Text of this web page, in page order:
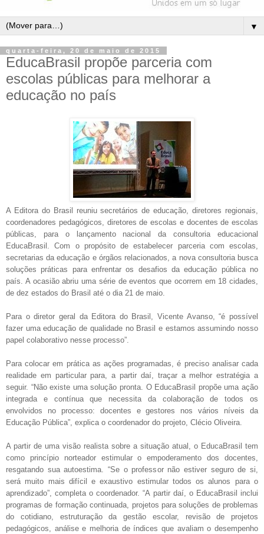
▼
quarta-feira, 20 de maio de 2015
EducaBrasil propõe parceria com
escolas públicas para melhorar a
educação no país
A Editora do Brasil reuniu secretários de educação, diretores regionais,
coordenadores pedagógicos, diretores de escolas e docentes de escolas
públicas, para o lançamento nacional da consultoria educacional
EducaBrasil. Com o propósito de estabelecer parceria com escolas,
secretarias da educação e órgãos relacionados, a nova consultoria busca
soluções práticas para enfrentar os desafios da educação pública no
país. A ocasião abriu uma série de eventos que ocorrem em 18 cidades,
de dez estados do Brasil até o dia 21 de maio.
Para o diretor geral da Editora do Brasil, Vicente Avanso, “é possível
fazer uma educação de qualidade no Brasil e estamos assumindo nosso
papel colaborativo nesse processo”.
Para colocar em prática as ações programadas, é preciso analisar cada
realidade em particular para, a partir daí, traçar a melhor estratégia a
seguir. “Não existe uma solução pronta. O EducaBrasil propõe uma ação
integrada e contínua que necessita da colaboração de todos os
envolvidos no processo: docentes e gestores nos vários níveis da
Educação Pública”, explica o coordenador do projeto, Clécio Oliveira.
A partir de uma visão realista sobre a situação atual, o EducaBrasil tem
como princípio norteador estimular o empoderamento dos docentes,
resgatando sua autoestima. “Se o professor não estiver seguro de si,
será muito mais difícil e exaustivo estimular todos os alunos para o
aprendizado”, completa o coordenador. “A partir daí, o EducaBrasil inclui
programas de formação continuada, projetos para soluções de problemas
do cotidiano, estruturação da gestão escolar, revisão de projetos
pedagógicos, análise e melhoria de índices que avaliam o desempenho